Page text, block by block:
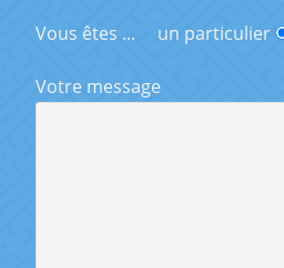
Vous êtes ... un particulier
Votre message